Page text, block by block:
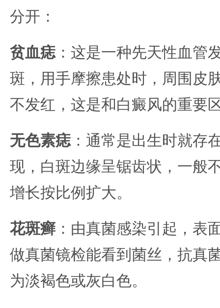
分开：
贫血痣：这是一种先天性血管
斑，用手摩擦患处时，周围皮
不发红，这是和白癜风的重要
无色素痣：通常是出生时就存
现，白斑边缘呈锯齿状，一般
增长按比例扩大。
花斑癣 ：由真菌感染引起，表
做真菌镜检能看到菌丝，抗真
为淡褐色或灰白色。